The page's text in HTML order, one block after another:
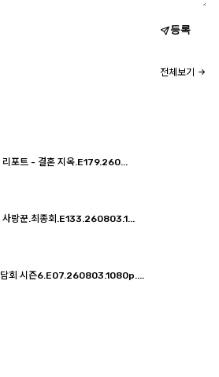
등록
전체보기
리포트 - 결혼 지옥.E179.260...
사랑꾼.최종회.E133.260803.1...
담회 시즌6.E07.260803.1080p....